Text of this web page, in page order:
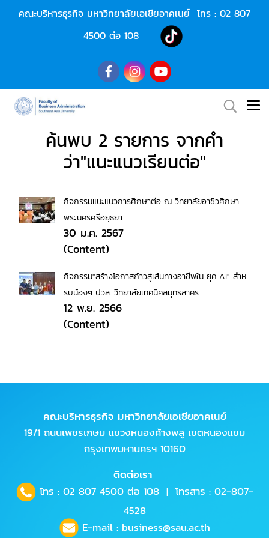
คณะบริหารธุรกิจ มหาวิทยาลัยเอเชียอาคเนย์ โทร : 02 807
4500ต่อ 108
ค้นพบ 2 รายการ จากคำ
ว่า"แนะแนวเรียนต่อ"
กิจกรรมแนะแนวการศึกษาต่อ ณ วิทยาลัยอาชีวศึกษา
พระนครศรีอยุธยา
30 ม.ค. 2567
(Content)
กิจกรรม"สร้างโอกาสก้าวสู่เส้นทางอาชีพใน ยุค AI" สำห
รบน้องๆ ปวส. วิทยาลัยเทคนิคสมุทรสาคร
12 พ.ย. 2566
(Content)
คณะบริหารธุรกิจ มหาวิทยาลัยเอเชียอาคเนย์
19/1 ถนนเพชรเกษม แขวงหนองค้างพลู เขตหนองแขม
กรุงเทพมหานครฯ 10160
ติดต่อเรา
โทร : 02 807 4500ต่อ 108 | โทรสาร : 02-807-
4528
E-mail : business@sau.ac.th